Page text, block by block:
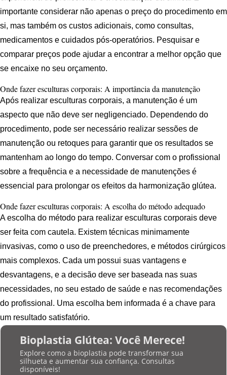
importante considerar não apenas o preço do procedimento em
si, mas também os custos adicionais, como consultas,
medicamentos e cuidados pós-operatórios. Pesquisar e
comparar preços pode ajudar a encontrar a melhor opção que
se encaixe no seu orçamento.
Onde fazer esculturas corporais: A importância da manutenção
Após realizar esculturas corporais, a manutenção é um
aspecto que não deve ser negligenciado. Dependendo do
procedimento, pode ser necessário realizar sessões de
manutenção ou retoques para garantir que os resultados se
mantenham ao longo do tempo. Conversar com o profissional
sobre a frequência e a necessidade de manutenções é
essencial para prolongar os efeitos da harmonização glútea.
Onde fazer esculturas corporais: A escolha do método adequado
A escolha do método para realizar esculturas corporais deve
ser feita com cautela. Existem técnicas minimamente
invasivas, como o uso de preenchedores, e métodos cirúrgicos
mais complexos. Cada um possui suas vantagens e
desvantagens, e a decisão deve ser baseada nas suas
necessidades, no seu estado de saúde e nas recomendações
do profissional. Uma escolha bem informada é a chave para
um resultado satisfatório.
Bioplastia Glútea: Você Merece!
Explore como a bioplastia pode transformar sua
silhueta e aumentar sua confiança. Consultas
disponíveis!